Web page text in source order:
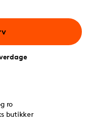
ro
butikker